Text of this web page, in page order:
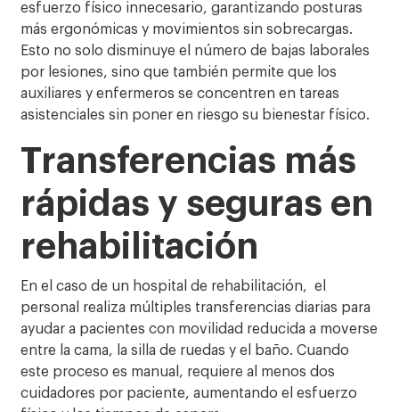
esfuerzo físico innecesario, garantizando posturas
más ergonómicas y movimientos sin sobrecargas.
Esto no solo disminuye el número de bajas laborales
por lesiones, sino que también permite que los
auxiliares y enfermeros se concentren en tareas
asistenciales sin poner en riesgo su bienestar físico.
Transferencias más
rápidas y seguras en
rehabilitación
En el caso de un hospital de rehabilitación, el
personal realiza múltiples transferencias diarias para
ayudar a pacientes con movilidad reducida a moverse
entre la cama, la silla de ruedas y el baño. Cuando
este proceso es manual, requiere al menos dos
cuidadores por paciente, aumentando el esfuerzo